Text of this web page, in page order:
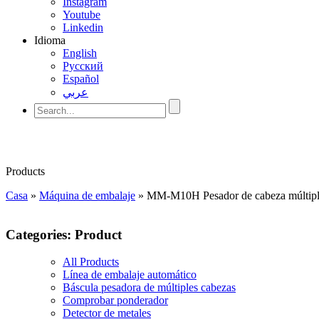
Youtube
Linkedin
Idioma
English
Pусский
Español
عربي
Products
Casa » Máquina de embalaje » MM-M10H Pesador de cabeza
Categories: Product
All Products
Línea de embalaje automático
Báscula pesadora de múltiples cabezas
Comprobar ponderador
Detector de metales